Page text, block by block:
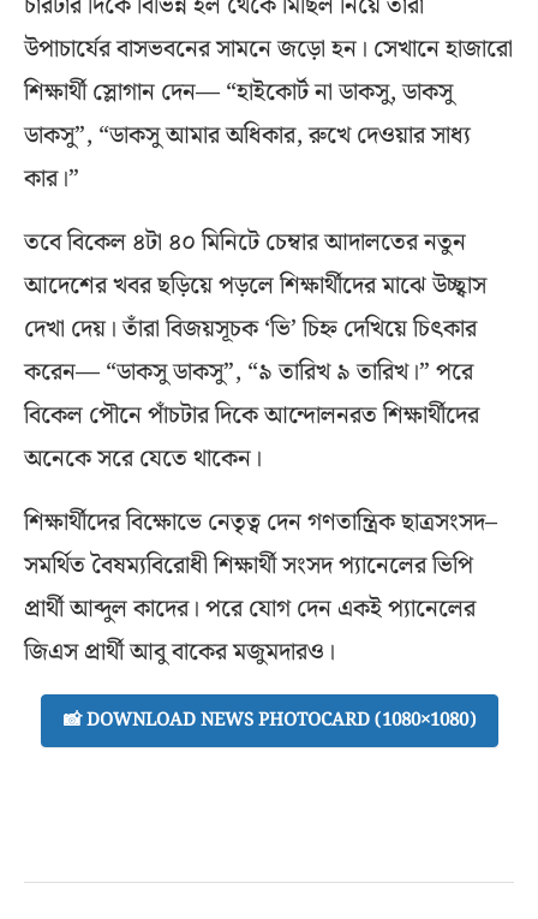
উপাচার্যের বাসভবনের সামনে জড়ো হন। সেখানে হাজারো
শিক্ষার্থী স্লোগান দেন— “হাইকোর্ট না ডাকসু, ডাকসু
ডাকসু”, “ডাকসু আমার অধিকার, রুখে দেওয়ার সাধ্য
কার।”
তবে বিকেল ৪টা ৪০ মিনিটে চেম্বার আদালতের নতুন
আদেশের খবর ছড়িয়ে পড়লে শিক্ষার্থীদের মাঝে উচ্ছ্বাস
দেখা দেয়। তাঁরা বিজয়সূচক ‘ভি’ চিহ্ন দেখিয়ে চিৎকার
করেন— “ডাকসু ডাকসু”, “৯ তারিখ ৯ তারিখ।” পরে
বিকেল পৌনে পাঁচটার দিকে আন্দোলনরত শিক্ষার্থীদের
অনেকে সরে যেতে থাকেন।
শিক্ষার্থীদের বিক্ষোভে নেতৃত্ব দেন গণতান্ত্রিক ছাত্রসংসদ–
সমর্থিত বৈষম্যবিরোধী শিক্ষার্থী সংসদ প্যানেলের ভিপি
প্রার্থী আব্দুল কাদের। পরে যোগ দেন একই প্যানেলের
জিএস প্রার্থী আবু বাকের মজুমদারও।
📸 DOWNLOAD NEWS PHOTOCARD (1080×1080)